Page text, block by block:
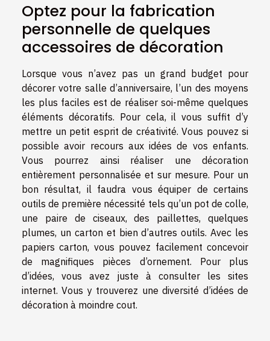
Optez pour la fabrication
personnelle de quelques
accessoires de décoration
Lorsque vous n’avez pas un grand budget pour
décorer votre salle d’anniversaire, l’un des moyens
les plus faciles est de réaliser soi-même quelques
éléments décoratifs. Pour cela, il vous suffit d’y
mettre un petit esprit de créativité. Vous pouvez si
possible avoir recours aux idées de vos enfants.
Vous pourrez ainsi réaliser une décoration
entièrement personnalisée et sur mesure. Pour un
bon résultat, il faudra vous équiper de certains
outils de première nécessité tels qu’un pot de colle,
une paire de ciseaux, des paillettes, quelques
plumes, un carton et bien d’autres outils. Avec les
papiers carton, vous pouvez facilement concevoir
de magnifiques pièces d’ornement. Pour plus
d’idées, vous avez juste à consulter les sites
internet. Vous y trouverez une diversité d’idées de
décoration à moindre cout.